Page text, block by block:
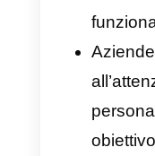
prima
alcuni: